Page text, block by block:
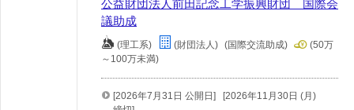
公益財団法人前田記念工学振興財団 国際会
議助成
(理工系) (財団法人) (国際交流助成)
(50万
～100万未満)
[2026年7月31日 公開日]
[2026年11月30日 (月)